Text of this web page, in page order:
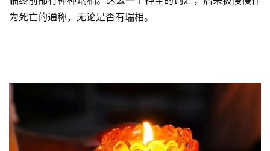
为死亡的通称，无论是否有瑞相。